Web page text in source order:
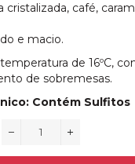
cristalizada, café,
e macio.
de 16ºC,
de sobremesas.
Contém Sulfitos